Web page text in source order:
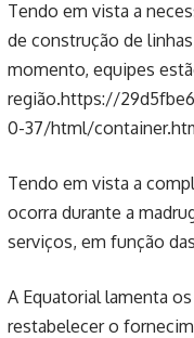
Tendo em vista a
de construção de
momento, equipes
região.https://
0-37/html/
Tendo em vista a
ocorra durante a
serviços, em função
A Equatorial lamenta
restabelecer o